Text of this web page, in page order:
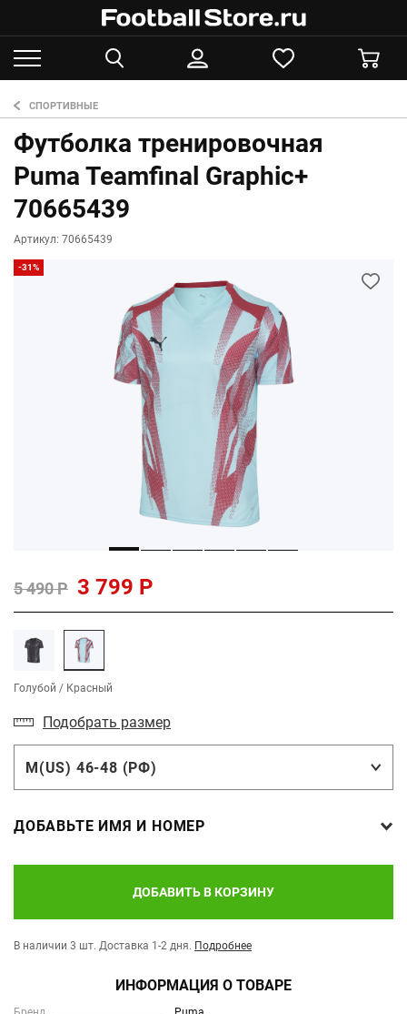
СПОРТИВНЫЕ
Футболка тренировочная
Puma Teamfinal Graphic+
70665439
Артикул: 70665439
-31%
5 490 Р 3 799 Р
Голубой / Красный
Подобрать размер
M(US) 46-48 (РФ)
ДОБАВЬТЕ ИМЯ И НОМЕР
ДОБАВИТЬ В КОРЗИНУ
В наличии 3 шт. Доставка 1-2 дня. Подробнее
ИНФОРМАЦИЯ О ТОВАРЕ